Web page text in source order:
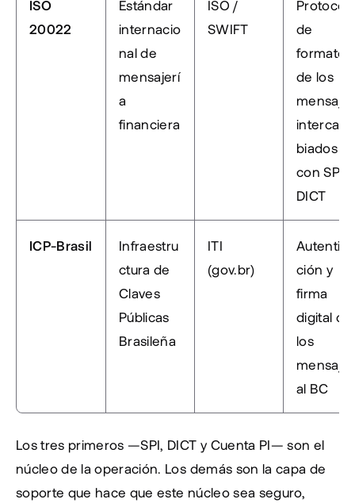
ISO
20022
Estándar
internacio
nal de
mensajerí
a
financiera
ISO /
SWIFT
de
formato
de los
intercam
biados
con SPI y
DICT
ICP-Brasil
Infraestru
ctura de
Claves
Públicas
Brasileña
ITI
(gov.br)
Autentica
ción y
firma
digital de
los
al BC
Los tres primeros —SPI, DICT y Cuenta PI— son el
núcleo de la operación. Los demás son la capa de
soporte que hace que este núcleo sea seguro,